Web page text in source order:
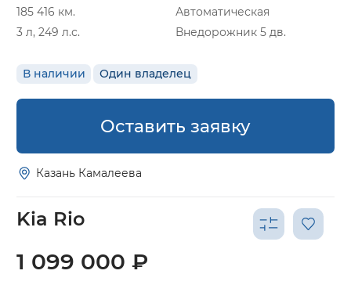
185 416 км.
Автоматическая
3 л, 249 л.с.
Внедорожник 5 дв.
В наличии Один владелец
Оставить заявку
Казань Камалеева
Kia Rio
1 099 000 ₽